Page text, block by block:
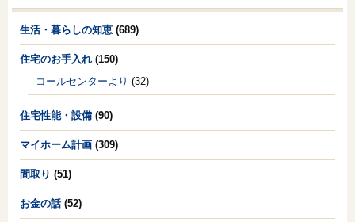
生活・暮らしの知恵 (689)
住宅のお手入れ (150)
コールセンターより (32)
住宅性能・設備 (90)
マイホーム計画 (309)
間取り (51)
お金の話(52)